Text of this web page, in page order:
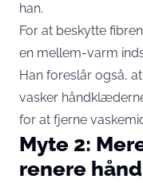
han.
For at beskytte
en mellem-varm
Han foreslår også,
vasker
for at fjerne
Myte 2:
renere